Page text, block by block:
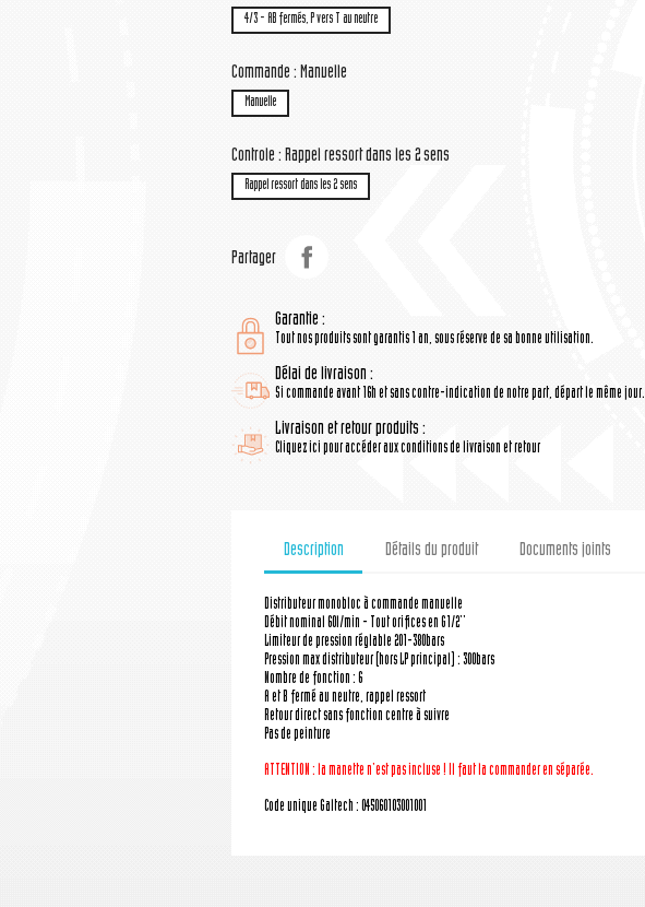
4/3 - AB fermés, P vers T au neutre
Commande : Manuelle
Manuelle
Controle : Rappel ressort dans les 2 sens
Rappel ressort dans les 2 sens
Partager
Garantie :
Tout nos produits sont garantis 1 an, sous réserve de sa bonne utilisation.
Délai de livraison :
Si commande avant 16h et sans contre-indication de notre part, départ le même jour.
Livraison et retour produits :
Cliquez ici pour accéder aux conditions de livraison et retour
Description Détails du produit Documents joints
Distributeur monobloc à commande manuelle
Débit nominal 60l/min - Tout orifices en G1/2''
Limiteur de pression réglable 201-380bars
Pression max distributeur (hors LP principal) : 300bars
Nombre de fonction : 6
A et B fermé au neutre, rappel ressort
Retour direct sans fonction centre à suivre
Pas de peinture
ATTENTION : la manette n'est pas incluse ! Il faut la commander en séparée.
Code unique Galtech : 045060103001001